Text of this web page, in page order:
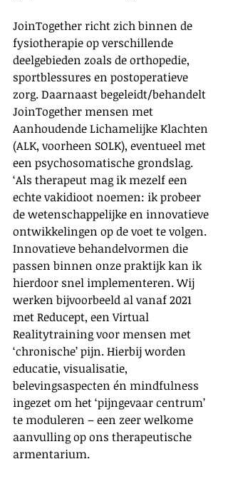
JoinTogether richt zich binnen de
fysiotherapie op verschillende
deelgebieden zoals de orthopedie,
sportblessures en postoperatieve
zorg. Daarnaast begeleidt/behandelt
JoinTogether mensen met
Aanhoudende Lichamelijke Klachten
(ALK, voorheen SOLK), eventueel met
een psychosomatische grondslag.
‘Als therapeut mag ik mezelf een
echte vakidioot noemen: ik probeer
de wetenschappelijke en innovatieve
ontwikkelingen op de voet te volgen.
Innovatieve behandelvormen die
passen binnen onze praktijk kan ik
hierdoor snel implementeren. Wij
werken bijvoorbeeld al vanaf 2021
met Reducept, een Virtual
Realitytraining voor mensen met
‘chronische’ pijn. Hierbij worden
educatie, visualisatie,
belevingsaspecten én mindfulness
ingezet om het ‘pijngevaar centrum’
te moduleren – een zeer welkome
aanvulling op ons therapeutische
armentarium.